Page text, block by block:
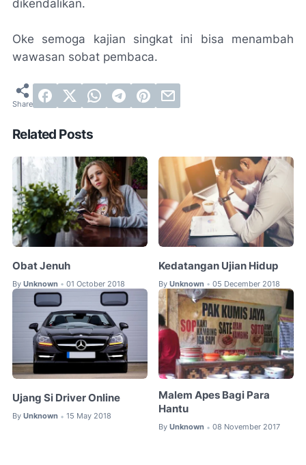
dikendalikan.
Oke semoga kajian singkat ini bisa menambah
wawasan sobat pembaca.
Related Posts
Obat Jenuh
By Unknown • 01 October 2018
Kedatangan Ujian Hidup
By Unknown • 05 December 2018
Ujang Si Driver Online
By Unknown • 15 May 2018
Malem Apes Bagi Para
Hantu
By Unknown • 08 November 2017